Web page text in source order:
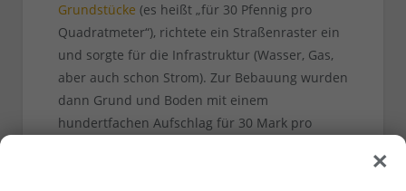
Grundstücke (es heißt „für 30 Pfennig pro
Quadratmeter“), richtete ein Straßenraster ein
und sorgte für die Infrastruktur (Wasser, Gas,
aber auch schon Strom). Zur Bebauung wurden
dann Grund und Boden mit einem
hundertfachen Aufschlag für 30 Mark pro
×